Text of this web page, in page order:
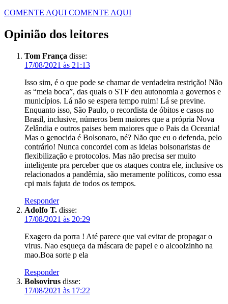
COMENTE AQUI COMENTE AQUI
Opinião dos leitores
Tom França disse:
17/08/2021 às 21:13
Isso sim, é o que pode se chamar de verdadeira restrição! Não
as “meia boca”, das quais o STF deu autonomia a governos e
municípios. Lá não se espera tempo ruim! Lá se previne.
Enquanto isso, São Paulo, o recordista de óbitos e casos no
Brasil, inclusive, números bem maiores que a própria Nova
Zelândia e outros paises bem maiores que o Pais da Oceania!
Mas o genocida é Bolsonaro, né? Não que eu o defenda, pelo
contrário! Nunca concordei com as ideias bolsonaristas de
flexibilização e protocolos. Mas não precisa ser muito
inteligente pra perceber que os ataques contra ele, inclusive os
relacionados a pandêmia, são meramente políticos, como essa
cpi mais fajuta de todos os tempos.
Responder
Adolfo T. disse:
17/08/2021 às 20:29
Exagero da porra ! Até parece que vai evitar de propagar o
virus. Nao esqueça da máscara de papel e o alcoolzinho na
mao.Boa sorte p ela
Responder
Bolsovirus disse:
17/08/2021 às 17:22